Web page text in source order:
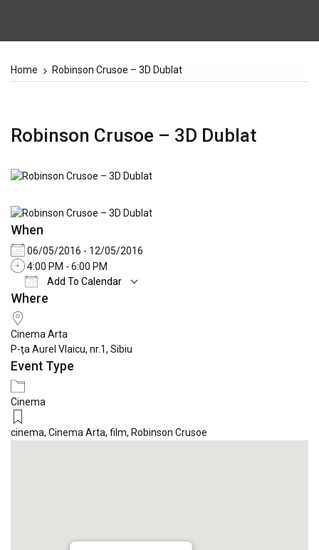
Home Robinson Crusoe – 3D Dublat
Robinson Crusoe – 3D Dublat
When
06/05/2016 - 12/05/2016
4:00 PM - 6:00 PM
Add To Calendar
Download ICS
Where
Cinema Arta
P-ţa Aurel Vlaicu, nr.1, Sibiu
Event Type
Cinema
cinema, Cinema Arta, film, Robinson Crusoe